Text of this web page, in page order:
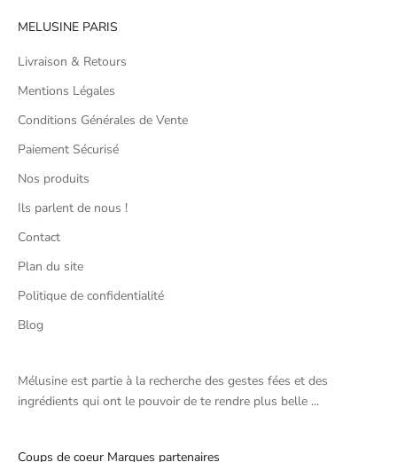
MELUSINE PARIS
Livraison & Retours
Mentions Légales
Conditions Générales de Vente
Paiement Sécurisé
Nos produits
Ils parlent de nous !
Contact
Plan du site
Politique de confidentialité
Blog
Mélusine est partie à la recherche des gestes fées et des
ingrédients qui ont le pouvoir de te rendre plus belle ...
Coups de coeur Marques partenaires